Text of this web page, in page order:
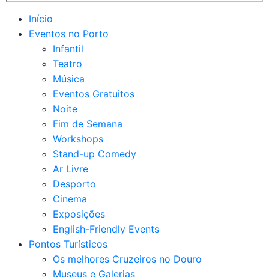
Início
Eventos no Porto
Infantil
Teatro
Música
Eventos Gratuitos
Noite
Fim de Semana
Workshops
Stand-up Comedy
Ar Livre
Desporto
Cinema
Exposições
English-Friendly Events
Pontos Turísticos
Os melhores Cruzeiros no Douro​
Museus e Galerias